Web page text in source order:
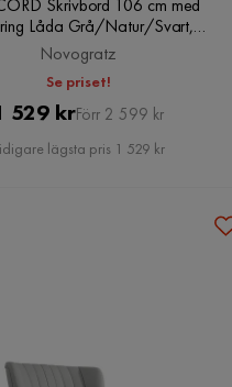
Låda Grå/Natur/Svart,
Novogratz
Novogratz
Se priset!
Pris
529 krOriginal
Pris
Förr 2 599 kr
lägsta pris 1 529 kr